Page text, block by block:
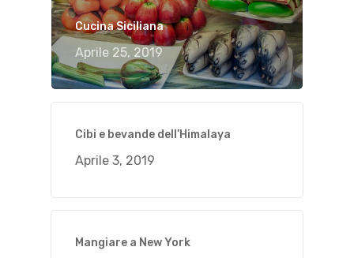
Cucina Siciliana
Aprile 25, 2019
Cibi e bevande dell’Himalaya
Aprile 3, 2019
Mangiare a New York